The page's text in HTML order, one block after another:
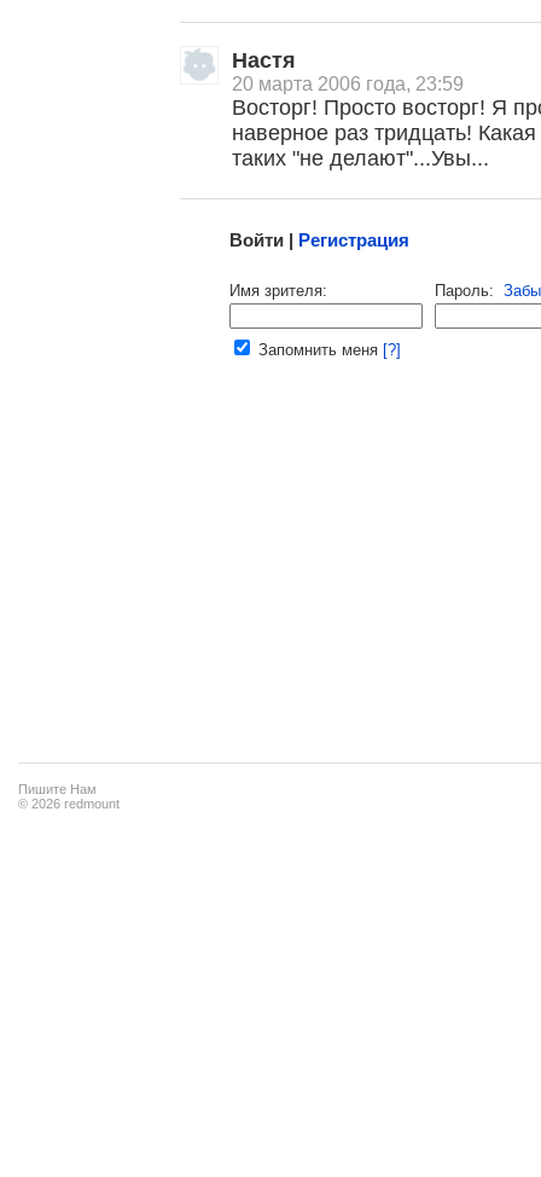
Настя
20 марта 2006 года, 23:59
Восторг! Просто восторг! Я
наверное раз тридцать!
таких "не делают"...Увы...
Малосодержательные и грубые отзывы нещадно
Войти | Регистрация
Имя зрителя: Пароль:
Запомнить меня [?]
Пишите Нам
© 2026 redmount